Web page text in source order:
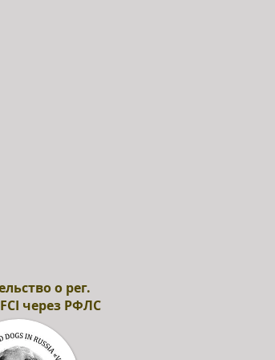
о рег.
через РФЛС